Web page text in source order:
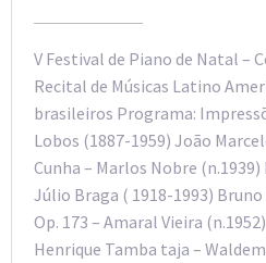
V Festival de Piano de Natal –
Recital de Músicas Latino
brasileiros Programa:
Lobos (1887-1959) João
Cunha – Marlos Nobre
Júlio Braga ( 1918-1993)
Op. 173 – Amaral Vieira
Henrique Tamba taja –